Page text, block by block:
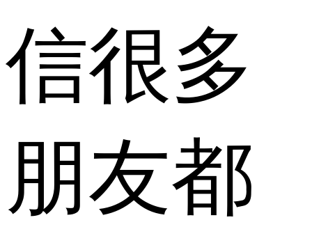
信很多
朋友都